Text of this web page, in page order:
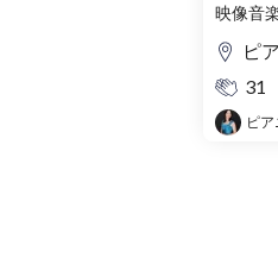
映像音
ピ
31
ピ